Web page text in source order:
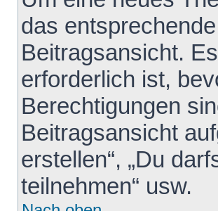
das
Beitragsansicht.
erforderlich ist,
Berechtigungen
Beitragsansicht
erstellen“, „Du
teilnehmen“ usw.